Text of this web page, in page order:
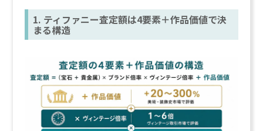
1. ティファニー査定額は4要素＋作品価値で決
まる構造